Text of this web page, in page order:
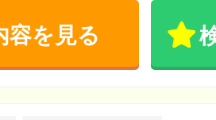
容を見る